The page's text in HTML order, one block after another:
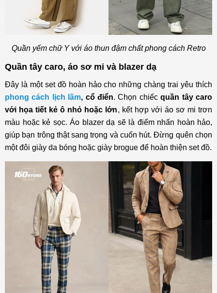
Quần yếm chữ Y với áo thun đậm chất phong cách Retro
Quần tây caro, áo sơ mi và blazer dạ
Đây là một set đồ hoàn hảo cho những chàng trai yêu thích
phong cách lịch lãm, cổ điển. Chọn chiếcquần tây caro
với họa tiết kẻ ô nhỏ hoặc lớn, kết hợp với áo sơ mi trơn
màu hoặc kẻ sọc. Áo blazer dạ sẽ là điểm nhấn hoàn hảo,
giúp bạn trông thật sang trọng và cuốn hút. Đừng quên chọn
một đôi giày da bóng hoặc giày brogue để hoàn thiện set đồ.